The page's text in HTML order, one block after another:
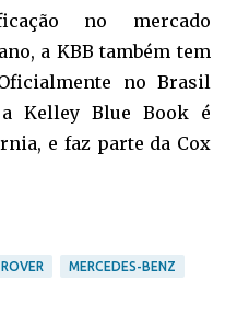
no mercado
a KBB também tem
no Brasil
a Kelley Blue Book é
e faz parte da Cox
MERCEDES-BENZ